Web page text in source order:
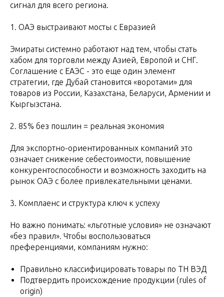
сигнал для всего региона.
1. ОАЭ выстраивают мосты с Евразией
Эмираты системно работают над тем, чтобы стать
хабом для торговли между Азией, Европой и СНГ.
Соглашение с ЕАЭС - это еще один элемент
стратегии, где Дубай становится «воротами» для
товаров из России, Казахстана, Беларуси, Армении и
Кыргызстана.
2. 85% без пошлин = реальная экономия
Для экспортно-ориентированных компаний это
означает снижение себестоимости, повышение
конкурентоспособности и возможность заходить на
рынок ОАЭ с более привлекательными ценами.
3. Комплаенс и структура ключ к успеху
Но важно понимать: «льготные условия» не означают
«без правил». Чтобы воспользоваться
преференциями, компаниям нужно:
Правильно классифицировать товары по ТН ВЭД
Подтвердить происхождение продукции (rules of
origin)